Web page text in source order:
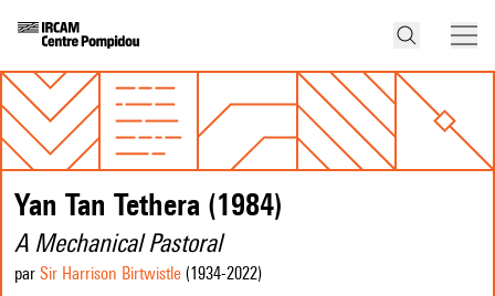
Yan Tan Tethera (1984)
A Mechanical Pastoral
par Sir Harrison Birtwistle (1934-2022)